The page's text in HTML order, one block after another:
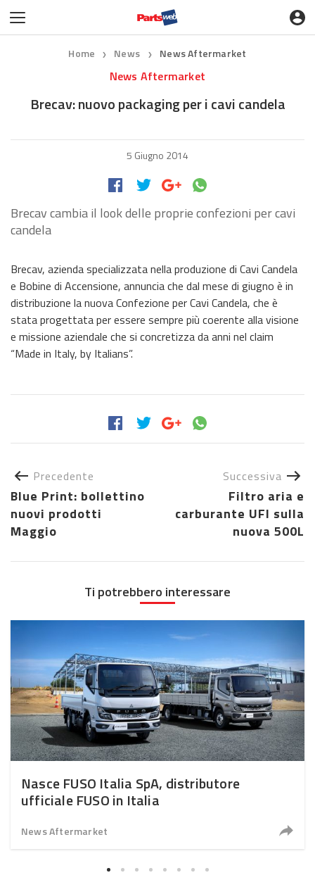
Home ❯ News ❯ News Aftermarket
News Aftermarket
Brecav: nuovo packaging per i cavi candela
5 Giugno 2014
Brecav cambia il look delle proprie confezioni per cavi
candela
Brecav, azienda specializzata nella produzione di Cavi Candela
e Bobine di Accensione, annuncia che dal mese di giugno è in
distribuzione la nuova Confezione per Cavi Candela, che è
stata progettata per essere sempre più coerente alla visione
e missione aziendale che si concretizza da anni nel claim
“Made in Italy, by Italians”.
Precedente
Blue Print: bollettino
nuovi prodotti
Maggio
Successiva
Filtro aria e
carburante UFI sulla
nuova 500L
Ti potrebbero interessare
Nasce FUSO Italia SpA, distributore
ufficiale FUSO in Italia
News Aftermarket